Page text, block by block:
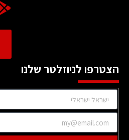
הצטרפו לניוזלטר שלנו